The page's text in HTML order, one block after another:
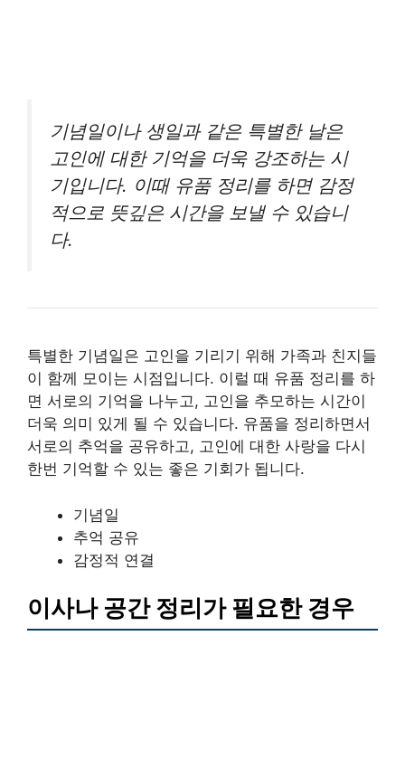
기념일이나 생일과 같은 특별한 날은
고인에 대한 기억을 더욱 강조하는 시
기입니다. 이때 유품 정리를 하면 감정
적으로 뜻깊은 시간을 보낼 수 있습니
다.
특별한 기념일은 고인을 기리기 위해 가족과 친지들
이 함께 모이는 시점입니다. 이럴 때 유품 정리를 하
면 서로의 기억을 나누고, 고인을 추모하는 시간이
더욱 의미 있게 될 수 있습니다. 유품을 정리하면서
서로의 추억을 공유하고, 고인에 대한 사랑을 다시
한번 기억할 수 있는 좋은 기회가 됩니다.
기념일
추억 공유
감정적 연결
이사나 공간 정리가 필요한 경우